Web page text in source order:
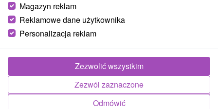
Magazyn reklam
Reklamowe dane użytkownika
Personalizacja reklam
Odmówić
Zezwól zaznaczone
Zezwolić wszystkim